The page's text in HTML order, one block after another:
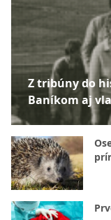
Z tribúny do
Baníkom aj